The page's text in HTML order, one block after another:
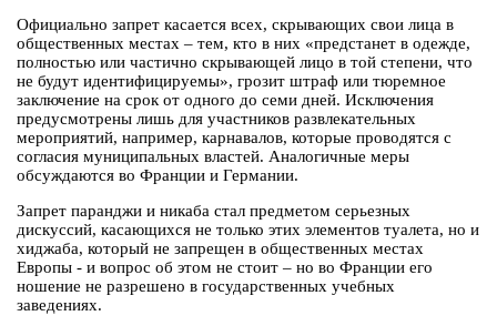
Официально запрет касается всех, скрывающих свои лица в
общественных местах – тем, кто в них «предстанет в одежде,
полностью или частично скрывающей лицо в той степени, что
не будут идентифицируемы», грозит штраф или тюремное
заключение на срок от одного до семи дней. Исключения
предусмотрены лишь для участников развлекательных
мероприятий, например, карнавалов, которые проводятся с
согласия муниципальных властей. Аналогичные меры
обсуждаются во Франции и Германии.
Запрет паранджи и никаба стал предметом серьезных
дискуссий, касающихся не только этих элементов туалета, но и
хиджаба, который не запрещен в общественных местах
Европы - и вопрос об этом не стоит – но во Франции его
ношение не разрешено в государственных учебных
заведениях.